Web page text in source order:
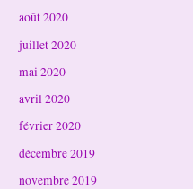
août 2020
juillet 2020
mai 2020
avril 2020
février 2020
décembre 2019
novembre 2019